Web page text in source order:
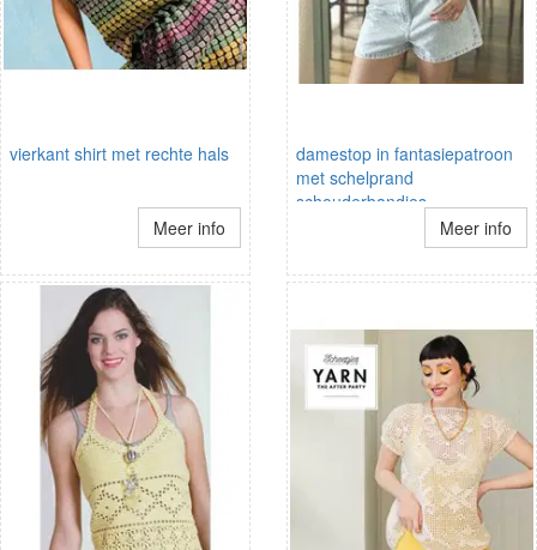
vierkant shirt met rechte hals
Meer info
damestop in fantasiepatroon
met schelprand
schouderbandjes
Meer info